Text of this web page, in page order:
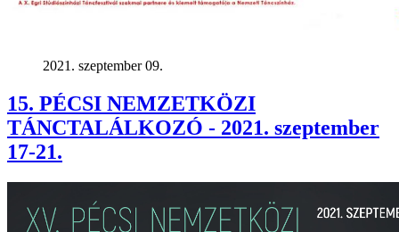
2021. szeptember 09.
15. PÉCSI NEMZETKÖZI
TÁNCTALÁLKOZÓ - 2021. szeptember
17-21.